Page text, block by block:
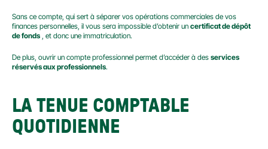
Sans ce compte, qui sert à séparer vos opérations commerciales de vos
finances personnelles, il vous sera impossible d’obtenir un certificat de dépôt
de fonds , et donc une immatriculation.
De plus, ouvrir un compte professionnel permet d’accéder à des services
réservés aux professionnels.
LA TENUE COMPTABLE
QUOTIDIENNE